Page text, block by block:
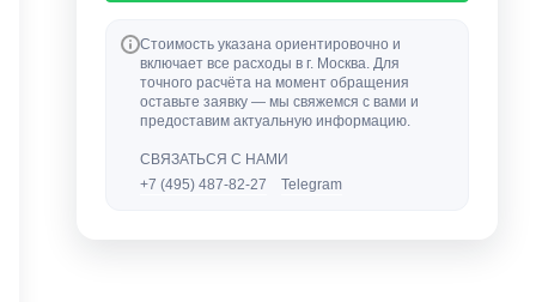
Стоимость указана ориентировочно и
включает все расходы в г. Москва. Для
точного расчёта на момент обращения
оставьте заявку — мы свяжемся с вами и
предоставим актуальную информацию.
СВЯЗАТЬСЯ С НАМИ
+7 (495) 487-82-27
Telegram